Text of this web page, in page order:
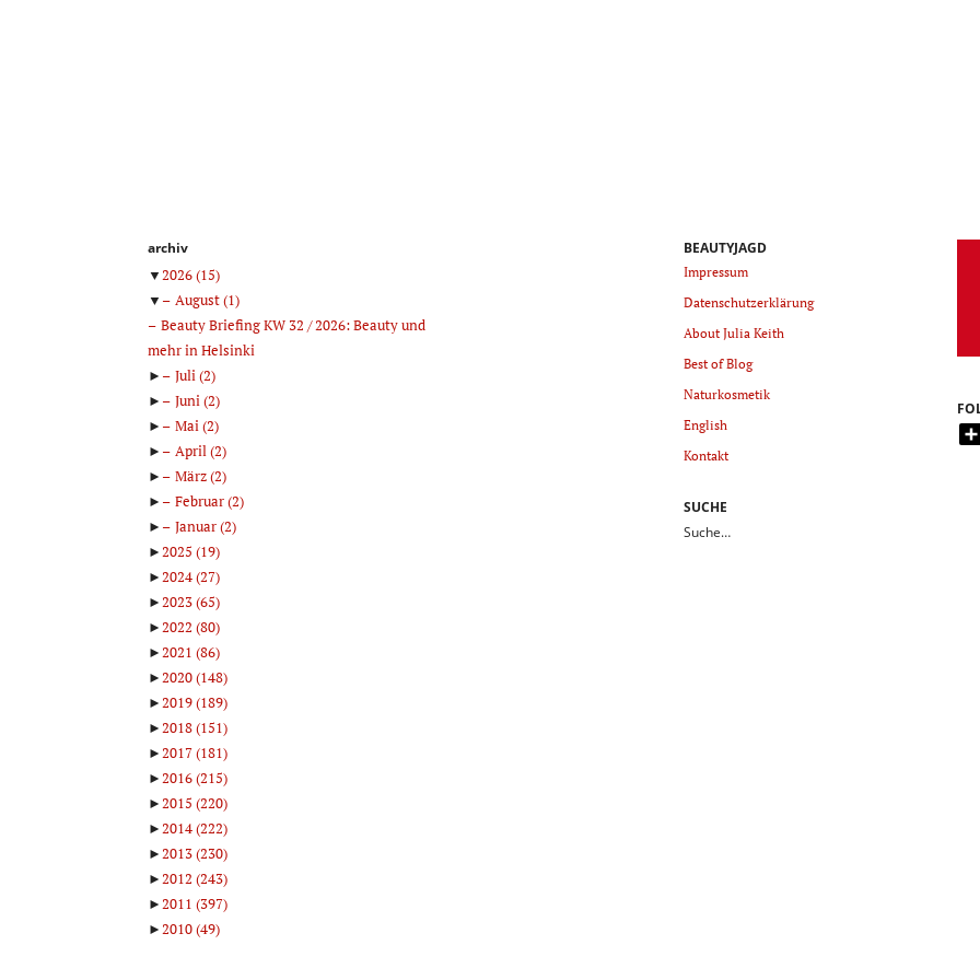
archiv
▼2026(15)
▼
August(1)
Beauty Briefing KW 32 / 2026: Beauty und
mehr in Helsinki
►
Juli(2)
►
Juni(2)
►
Mai(2)
►
April(2)
►
März(2)
►
Februar(2)
►
Januar(2)
►2025 (19)
►2024(27)
►2023(65)
►2022 (80)
►2021 (86)
►2020(148)
►2019(189)
►2018(151)
►2017(181)
►2016(215)
►2015 (220)
►2014(222)
►2013(230)
►2012 (243)
►2011 (397)
►2010(49)
BEAUTYJAGD
Impressum
Datenschutzerklärung
About Julia Keith
Best of Blog
Naturkosmetik
English
Kontakt
SUCHE